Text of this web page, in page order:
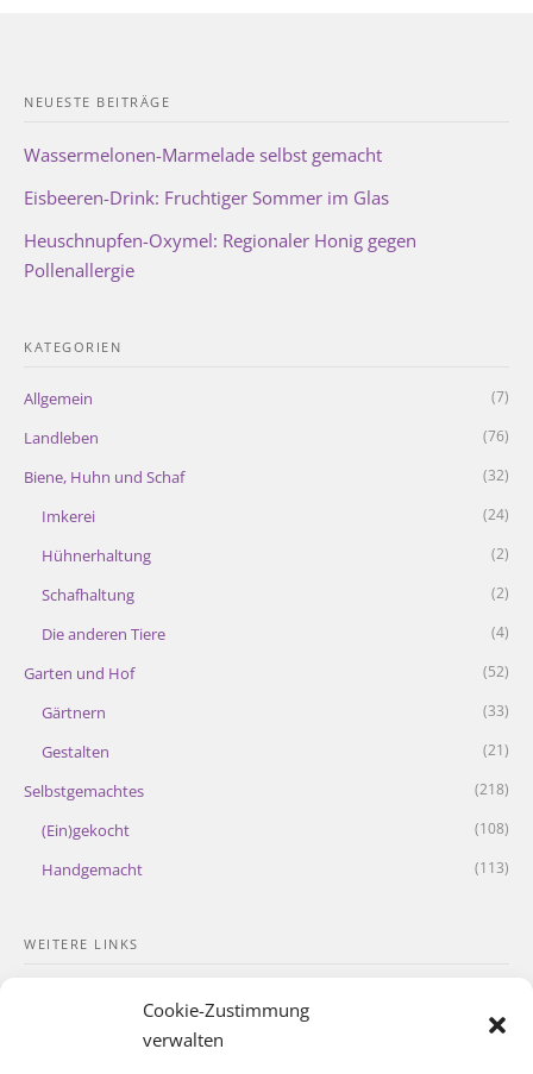
Cookie-Zustimmung
verwalten
NEUESTE BEITRÄGE
Wassermelonen-Marmelade selbst gemacht
Eisbeeren-Drink: Fruchtiger Sommer im Glas
Heuschnupfen-Oxymel: Regionaler Honig gegen
Pollenallergie
KATEGORIEN
Allgemein (7)
Landleben (76)
Biene, Huhn und Schaf (32)
Imkerei (24)
Hühnerhaltung (2)
Schafhaltung (2)
Die anderen Tiere (4)
Garten und Hof (52)
Gärtnern (33)
Gestalten (21)
Selbstgemachtes (218)
(Ein)gekocht (108)
Handgemacht (113)
WEITERE LINKS